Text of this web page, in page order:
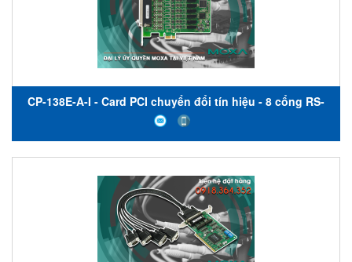
CP-138E-A-I - Card PCI chuyển đổi tín hiệu - 8 cổng RS-
422/485 - Bảo vệ chống sét lan truyền 4 kV và cách ly
điện 2 kV - Moxa Việt Nam